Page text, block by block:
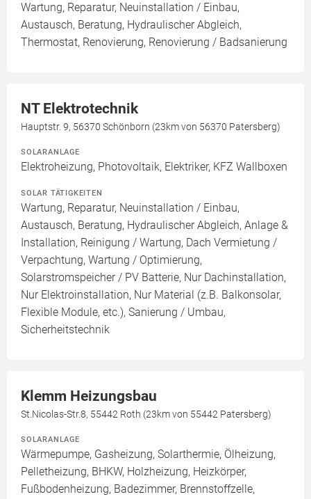
Wartung, Reparatur, Neuinstallation / Einbau,
Austausch, Beratung, Hydraulischer Abgleich,
Thermostat, Renovierung, Renovierung / Badsanierung
NT Elektrotechnik
Hauptstr. 9, 56370 Schönborn (23km von 56370 Patersberg)
SOLARANLAGE
Elektroheizung, Photovoltaik, Elektriker, KFZ Wallboxen
SOLAR TÄTIGKEITEN
Wartung, Reparatur, Neuinstallation / Einbau,
Austausch, Beratung, Hydraulischer Abgleich, Anlage &
Installation, Reinigung / Wartung, Dach Vermietung /
Verpachtung, Wartung / Optimierung,
Solarstromspeicher / PV Batterie, Nur Dachinstallation,
Nur Elektroinstallation, Nur Material (z.B. Balkonsolar,
Flexible Module, etc.), Sanierung / Umbau,
Sicherheitstechnik
Klemm Heizungsbau
St.Nicolas-Str.8, 55442 Roth (23km von 55442 Patersberg)
SOLARANLAGE
Wärmepumpe, Gasheizung, Solarthermie, Ölheizung,
Pelletheizung, BHKW, Holzheizung, Heizkörper,
Fußbodenheizung, Badezimmer, Brennstoffzelle,